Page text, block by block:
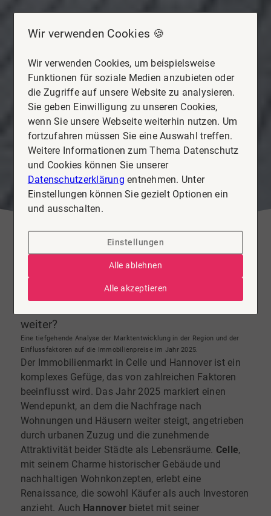
Aktuelle Immobilienmarkttrends in Celle
weiter?
Eine tiefgehende Analyse der Marktentwicklung in der Region und der
Einflussfaktoren auf die Immobilienpreise im Jahr 2025.
Der Immobilienmarkt in Celle und Hannover ist ein
komplexes Gefüge, das von zahlreichen Faktoren
beeinflusst wird. Das Jahr 2025 markiert einen
Wendepunkt, an dem die Nachfrage nach
Wohnungen und Häusern weiter steigt, angetrieben
durch urbanen Zuzug und die zunehmende
Attraktivität beider Städte als Lebensräume. Celle,
mit seinem Charme historischer Gebäude und
nachhaltigen Wohnkonzepten, erlebt eine
Renaissance, die sowohl Käufer als auch Investoren
anzieht. Auch Hannover bietet mit seiner
Wir verwenden Cookies 🍪
Wir verwenden Cookies, um beispielsweise
Funktionen für soziale Medien anzubieten oder
die Zugriffe auf unsere Website zu analysieren.
Sie geben Einwilligung zu unseren Cookies,
wenn Sie unsere Webseite weiterhin nutzen. Um
fortzufahren müssen Sie eine Auswahl treffen.
Weitere Informationen zum Thema Datenschutz
und Cookies können Sie unserer
Datenschutzerklärung entnehmen. Unter
Einstellungen können Sie gezielt Optionen ein
und ausschalten.
Einstellungen
Alle ablehnen
Alle akzeptieren